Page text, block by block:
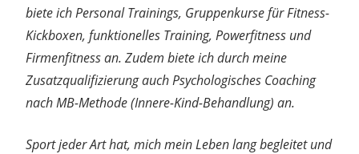
biete ich Personal Trainings, Gruppenkurse für Fitness-
Kickboxen, funktionelles Training, Powerfitness und
Firmenfitness an. Zudem biete ich durch meine
Zusatzqualifizierung auch Psychologisches Coaching
nach MB-Methode (Innere-Kind-Behandlung) an.
Sport jeder Art hat, mich mein Leben lang begleitet und